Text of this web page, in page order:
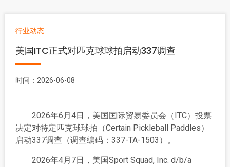
行业动态
美国ITC正式对匹克球球拍启动337调查
时间：2026-06-08
2026年6月4日，美国国际贸易委员会（ITC）投票
决定对特定匹克球球拍（Certain Pickleball Paddles）
启动337调查（调查编码：337-TA-1503）。
2026年4月7日，美国Sport Squad, Inc. d/b/a